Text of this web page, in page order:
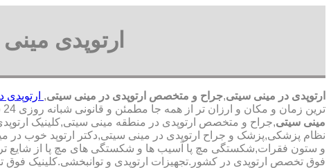
ارتوپدی
ارتوپدی در مینی سیتی,جراح و متخصص ارتوپدی در مینی سیتی,
ترین زمان و مکان و ارزان تر از همه جا مطمئن و قانونی شبانه روزی 24 ساعت حتی در روز های تعطیل,ارتوپدی در محدوده مینی سیتی,
مینی سیتی,جراح و متخصص ارتوپدی در منطقه مینی سیتی,کلینیک
نظام پزشکی,پزشک و جراح ارتوپدی در مینی سیتی,دکتر ارتوپد خوب در
و ستون فقرات,شکستگی مچ پا آسیب ها و شکستگی های مچ پا از شایع
‏فوق ‏تخصص ‏ارتوپدی ‏در ‏کشور.تجهیزات ارتوپدی و توانبخشی.کلینیک